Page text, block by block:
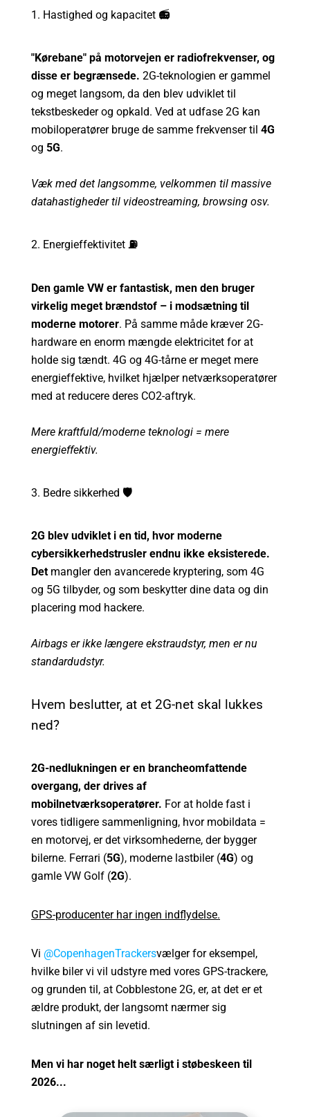
1. Hastighed og kapacitet 📻
"Kørebane" på motorvejen er radiofrekvenser, og
disse er begrænsede. 2G-teknologien er gammel
og meget langsom, da den blev udviklet til
tekstbeskeder og opkald. Ved at udfase 2G kan
mobiloperatører bruge de samme frekvenser til 4G
og 5G.
Væk med det langsomme, velkommen til massive
datahastigheder til videostreaming, browsing osv.
2. Energieffektivitet ⛽️
Den gamle VW er fantastisk, men den bruger
virkelig meget brændstof – i modsætning til
moderne motorer. På samme måde kræver 2G-
hardware en enorm mængde elektricitet for at
holde sig tændt. 4G og 4G-tårne er meget mere
energieffektive, hvilket hjælper netværksoperatører
med at reducere deres CO2-aftryk.
Mere kraftfuld/moderne teknologi = mere
energieffektiv.
3. Bedre sikkerhed 🛡️
2G blev udviklet i en tid, hvor moderne
cybersikkerhedstrusler endnu ikke eksisterede.
Det mangler den avancerede kryptering, som 4G
og 5G tilbyder, og som beskytter dine data og din
placering mod hackere.
Airbags er ikke længere ekstraudstyr, men er nu
standardudstyr.
Hvem beslutter, at et 2G-net skal lukkes
ned?
2G-nedlukningen er en brancheomfattende
overgang, der drives af
mobilnetværksoperatører. For at holde fast i
vores tidligere sammenligning, hvor mobildata =
en motorvej, er det virksomhederne, der bygger
bilerne. Ferrari (5G), moderne lastbiler (4G) og
gamle VW Golf (2G).
GPS-producenter har ingen indflydelse.
Vi @CopenhagenTrackersvælger for eksempel,
hvilke biler vi vil udstyre med vores GPS-trackere,
og grunden til, at Cobblestone 2G, er, at det er et
ældre produkt, der langsomt nærmer sig
slutningen af sin levetid.
Men vi har noget helt særligt i støbeskeen til
2026...